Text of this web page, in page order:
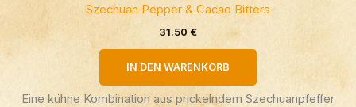
Szechuan Pepper & Cacao Bitters
31.50 €
IN DEN WARENKORB
Eine kühne Kombination aus prickelndem Szechuanpfeffer